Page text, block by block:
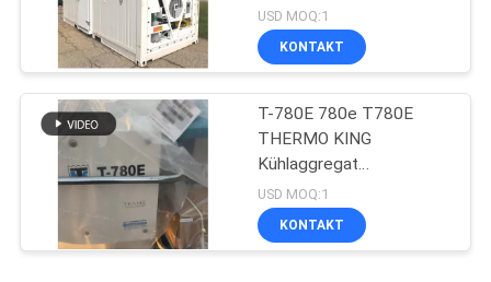
USD MOQ:1
KONTAKT
T-780E 780e T780E
THERMO KING
Kühlaggregat
Elektrolüfter mit
Dieselmotor mit
elektrischem Standby
USD MOQ:1
KONTAKT